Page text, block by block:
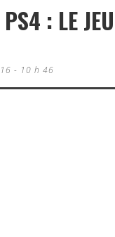
: LE
- 10 h 46